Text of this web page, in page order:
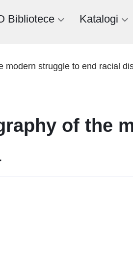
Bibliotece Katalogi
struggle to end racial
of the